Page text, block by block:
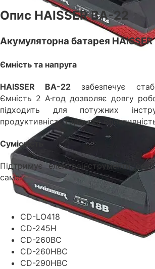
Опис HAISSER BA-22
Акумуляторна батарея
Ємність та напруга
HAISSER BA-22 забезпечує
Ємність 2 А·год дозволяє довгу
підходить для потужних
продуктивність гарантує
Сумісність
Підтримує електроінструменти
саме:
CD-LO418
CD-245H
CD-260BC
CD-260HBC
CD-290HBC